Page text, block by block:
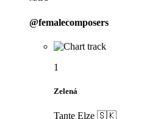
@femalecomposers
1
Zelená
Tante Elze 🇸🇰